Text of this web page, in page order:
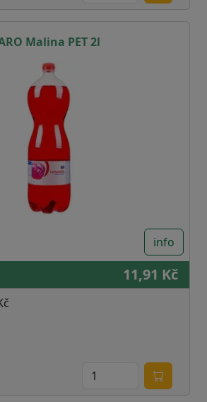
Malina PET 2l
info
11,91 Kč